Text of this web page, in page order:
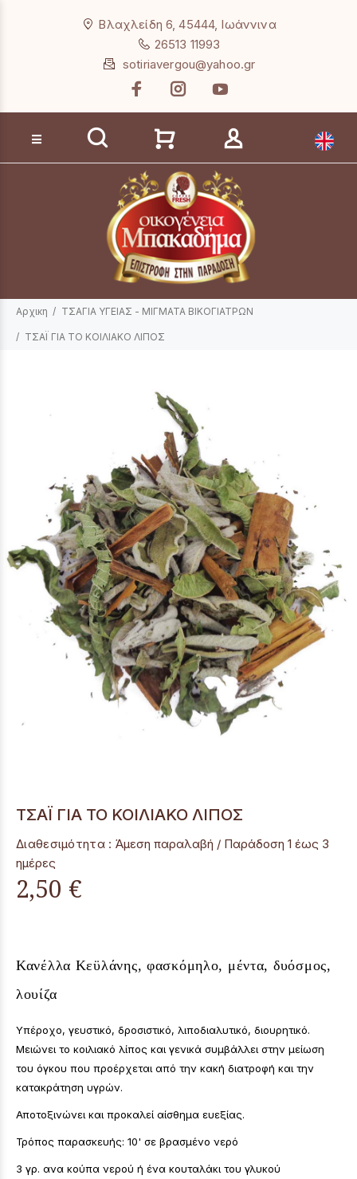
Βλαχλείδη 6, 45444, Ιωάννινα
26513 11993
sotiriavergou@yahoo.gr
Αναζήτηση προϊόντων
Αρχικη ΤΣΑΓΙΑ ΥΓΕΙΑΣ - ΜΙΓΜΑΤΑ ΒΙΚΟΓΙΑΤΡΩΝ
ΤΣΑΪ ΓΙΑ ΤΟ ΚΟΙΛΙΑΚΟ ΛΙΠΟΣ
ΤΣΑΪ ΓΙΑ ΤΟ ΚΟΙΛΙΑΚΟ ΛΙΠΟΣ
Διαθεσιμότητα : Άμεση παραλαβή / Παράδoση 1 έως 3
ημέρες
2,50 €
Κανέλλα Κεϋλάνης, φασκόμηλο, μέντα, δυόσμος,
λουίζα
Υπέροχο, γευστικό, δροσιστικό, λιποδιαλυτικό, διουρητικό.
Μειώνει το κοιλιακό λίπος και γενικά συμβάλλει στην μείωση
του όγκου που προέρχεται από την κακή διατροφή και την
κατακράτηση υγρών.
Αποτοξινώνει και προκαλεί αίσθημα ευεξίας.
Τρόπος παρασκευής: 10' σε βρασμένο νερό
3 γρ. ανα κούπα νερού ή ένα κουταλάκι του γλυκού